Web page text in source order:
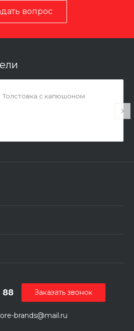
вопрос
Толстовка с капюшоном
brands@mail.ru
88 Заказать звонок